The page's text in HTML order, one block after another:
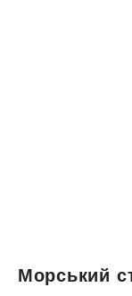
Морський